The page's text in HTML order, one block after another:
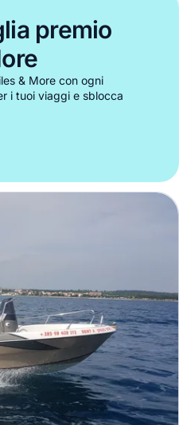
premio
& More con ogni
i tuoi viaggi e sblocca